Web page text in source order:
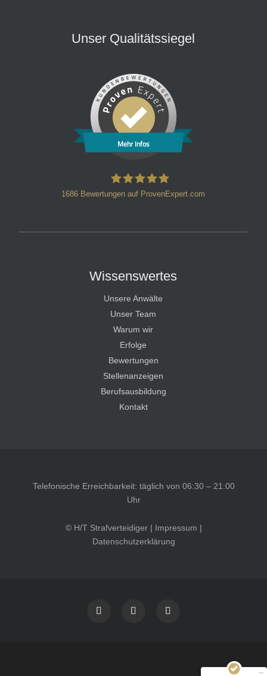
Unser Qualitätssiegel
Mehr Infos
1686 Bewertungen auf ProvenExpert.com
Wissenswertes
Unsere Anwälte
Unser Team
Warum wir
Erfolge
Bewertungen
Stellenanzeigen
Berufsausbildung
Kontakt
Telefonische Erreichbarkeit: täglich von 06:30 – 21:00
Uhr
© H/T Strafverteidiger | Impressum |
Datenschutzerklärung